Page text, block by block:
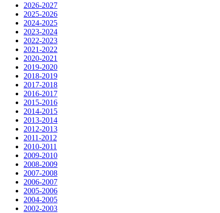
2026-2027
2025-2026
2024-2025
2023-2024
2022-2023
2021-2022
2020-2021
2019-2020
2018-2019
2017-2018
2016-2017
2015-2016
2014-2015
2013-2014
2012-2013
2011-2012
2010-2011
2009-2010
2008-2009
2007-2008
2006-2007
2005-2006
2004-2005
2002-2003